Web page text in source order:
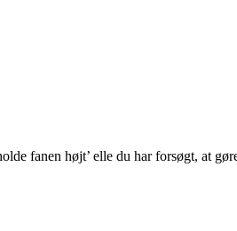
fanen højt’ elle du har forsøgt, at